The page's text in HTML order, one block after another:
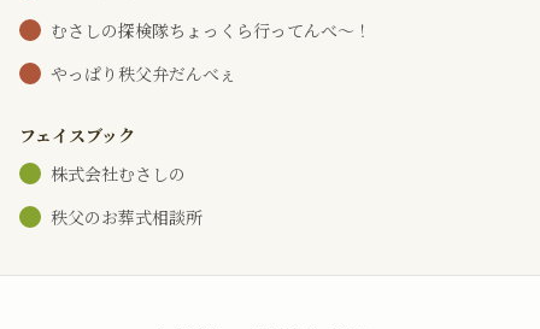
むさしの探検隊ちょっくら行ってんべ～！
やっぱり秩父弁だんべぇ
フェイスブック
株式会社むさしの
秩父のお葬式相談所